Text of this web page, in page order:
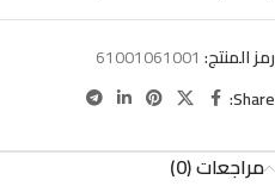
رمز المنتج: 61001061001
Share:
مراجعات (0)